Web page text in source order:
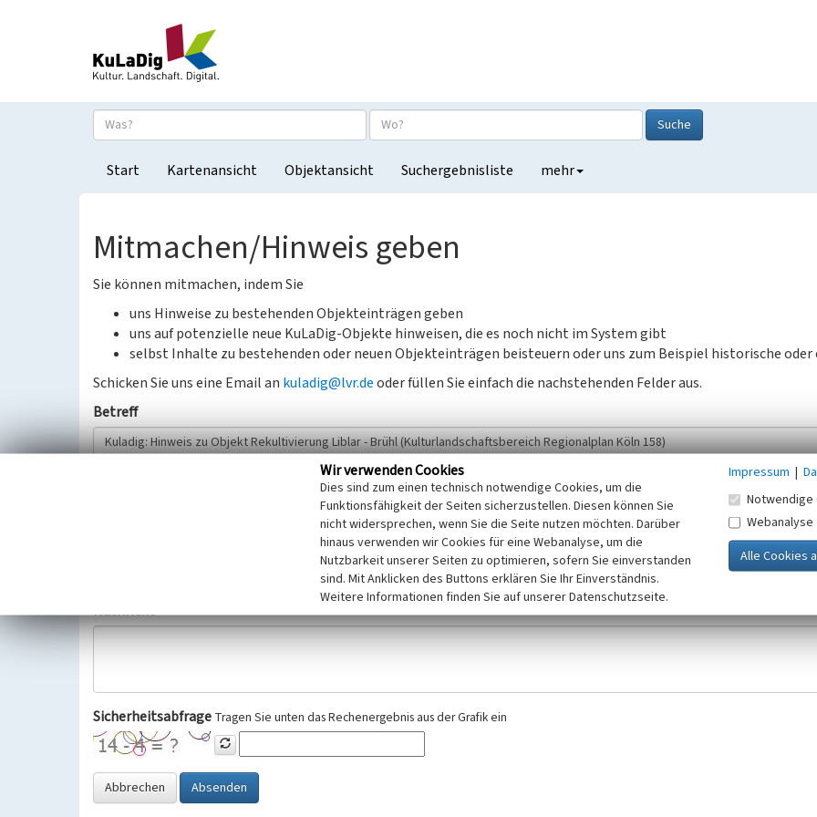
Suche
Start Kartenansicht Objektansicht Suchergebnisliste mehr
Mitmachen/Hinweis geben
Sie können mitmachen, indem Sie
uns Hinweise zu bestehenden Objekteinträgen geben
uns auf potenzielle neue KuLaDig-Objekte hinweisen, die es noch nicht im System gibt
selbst Inhalte zu bestehenden oder neuen Objekteinträgen beisteuern oder uns zum Beispiel historische oder
Schicken Sie uns eine Email an kuladig@lvr.deoder füllen Sie einfach die nachstehenden Felder aus.
Betreff
Wir bitten Sie um freiwillige Angabe Ihres Namens und Ihrer E-Mail-Adresse. Ihre Angaben werden ausschließlich im Rahmen der KuLaDig-
Selbstverständlich werden diese entsprechend der Vorschriften des Telemediengesetzes, des Datenschutzgesetzes NRW und der seit
Datenschutzgrundverordnung (EU-DSGVO) vertraulich behandelt, beachten Sie bitte unsere Hinweise zumDatenschutz
Nachricht
Sicherheitsabfrage Tragen Sie unten das Rechenergebnis aus der Grafik ein
Abbrechen Absenden
Wir verwenden Cookies
Dies sind zum einen technisch notwendige Cookies, um die
Funktionsfähigkeit der Seiten sicherzustellen. Diesen können Sie
nicht widersprechen, wenn Sie die Seite nutzen möchten. Darüber
hinaus verwenden wir Cookies für eine Webanalyse, um die
Nutzbarkeit unserer Seiten zu optimieren, sofern Sie einverstanden
sind. Mit Anklicken des Buttons erklären Sie Ihr Einverständnis.
Weitere Informationen finden Sie auf unserer Datenschutzseite.
Impressum |
Notwendige
Webanalyse